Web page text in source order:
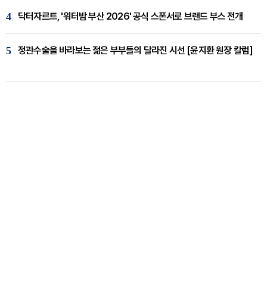
4 닥터자르트, '워터밤 부산 2026' 공식 스폰서로 브랜드 부스 전개
5 정관수술을 바라보는 젊은 부부들의 달라진 시선 [윤지환 원장 칼럼]